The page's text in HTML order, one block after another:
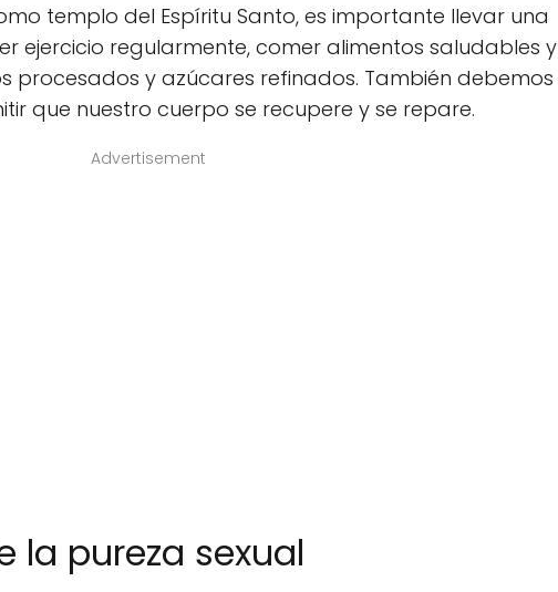
templo del Espíritu Santo, es importante llevar una
ejercicio regularmente, comer alimentos saludables y
procesados y azúcares refinados. También debemos
que nuestro cuerpo se recupere y se repare.
Advertisement
la pureza sexual